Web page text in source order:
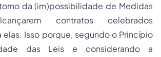
da (im)possibilidade de Medidas
contratos celebrados
elas. Isso porque, segundo o Princípio
das Leis e considerando a